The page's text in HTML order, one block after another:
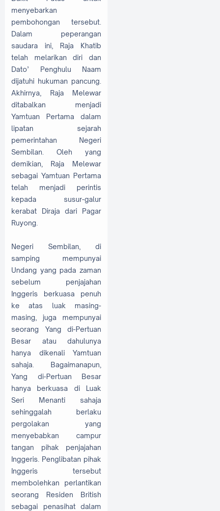
menyebarkan
pembohongan tersebut.
Dalam peperangan
saudara ini, Raja Khatib
telah melarikan diri dan
Dato’ Penghulu Naam
dijatuhi hukuman pancung.
Akhirnya, Raja Melewar
ditabalkan menjadi
Yamtuan Pertama dalam
lipatan sejarah
pemerintahan Negeri
Sembilan. Oleh yang
demikian, Raja Melewar
sebagai Yamtuan Pertama
telah menjadi perintis
kepada susur-galur
kerabat Diraja dari Pagar
Ruyong.
Negeri Sembilan, di
samping mempunyai
Undang yang pada zaman
sebelum penjajahan
Inggeris berkuasa penuh
ke atas luak masing-
masing, juga mempunyai
seorang Yang di-Pertuan
Besar atau dahulunya
hanya dikenali Yamtuan
sahaja. Bagaimanapun,
Yang di-Pertuan Besar
hanya berkuasa di Luak
Seri Menanti sahaja
sehinggalah berlaku
pergolakan yang
menyebabkan campur
tangan pihak penjajahan
Inggeris. Penglibatan pihak
Inggeris tersebut
membolehkan perlantikan
seorang Residen British
sebagai penasihat dalam